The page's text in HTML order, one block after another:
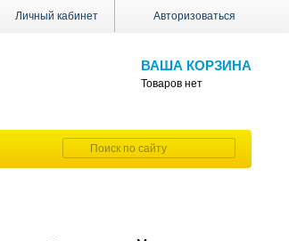
Личный кабинет Авторизоваться
ВАША КОРЗИНА
Товаров нет